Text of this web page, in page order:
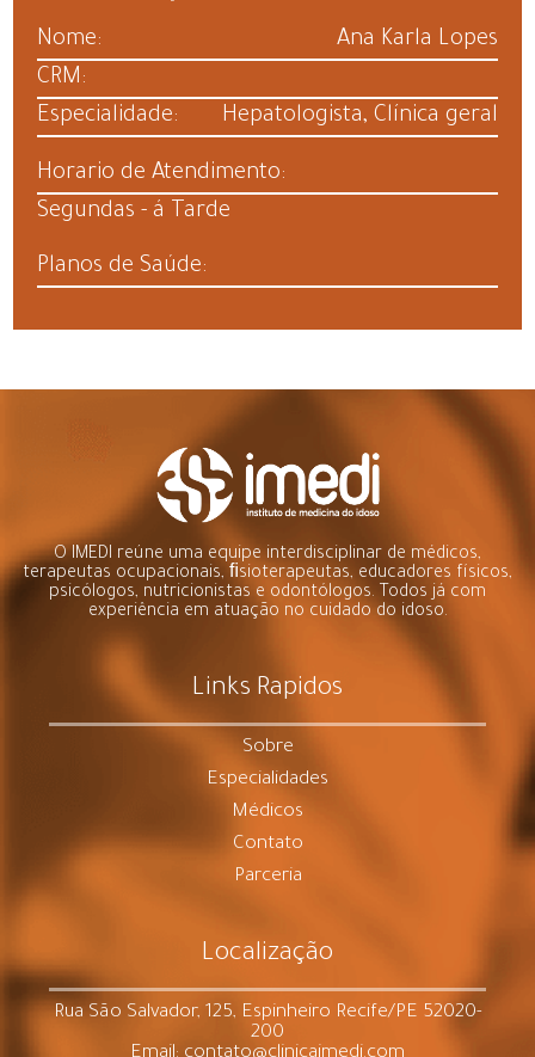
Nome:
Ana Karla Lopes
CRM:
Especialidade:
Hepatologista, Clínica geral
Horario de Atendimento:
Segundas - á Tarde
Planos de Saúde:
O IMEDI reúne uma equipe interdisciplinar de médicos,
terapeutas ocupacionais, ﬁsioterapeutas, educadores físicos,
psicólogos, nutricionistas e odontólogos. Todos já com
experiência em atuação no cuidado do idoso.
Links Rapidos
Sobre
Especialidades
Médicos
Contato
Parceria
Localização
Rua São Salvador, 125, Espinheiro Recife/PE 52020-
200